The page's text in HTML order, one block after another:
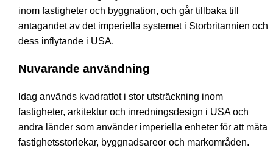
inom fastigheter och byggnation, och går tillbaka till
antagandet av det imperiella systemet i Storbritannien och
dess inflytande i USA.
Nuvarande användning
Idag används kvadratfot i stor utsträckning inom
fastigheter, arkitektur och inredningsdesign i USA och
andra länder som använder imperiella enheter för att mäta
fastighetsstorlekar, byggnadsareor och markområden.